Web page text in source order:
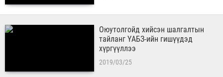
Оюутолгойд хийсэн шалгалтын
тайланг ҮАБЗ-ийн гишүүдэд
хүргүүллээ
2019/03/25